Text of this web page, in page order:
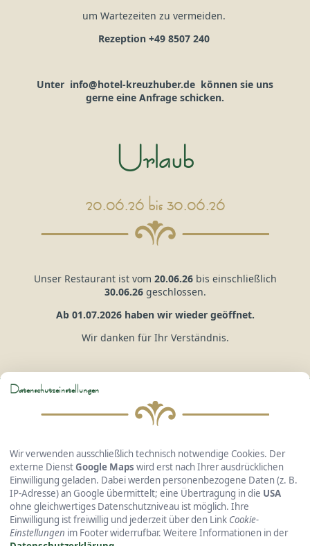
um Wartezeiten zu vermeiden.
Rezeption +49 8507 240
Unter info@hotel-kreuzhuber.de können sie uns
gerne eine Anfrage schicken.
Urlaub
20.06.26 bis 30.06.26
Unser Restaurant ist vom 20.06.26 bis einschließlich
30.06.26geschlossen.
Ab 01.07.2026 haben wir wieder geöffnet.
Wir danken für Ihr Verständnis.
Hotel Gasthof Kreuzhuber
GmbH & Co. KG
Passauer Straße 36 • 94127 Neuburg a. Inn
Telefon: +49 8507 240 • Fax: +49 8507 415
E-Mail:info@hotel-kreuzhuber.de
Datenschutzeinstellungen
Wir verwenden ausschließlich technisch notwendige Cookies. Der
externe DienstGoogle Maps wird erst nach Ihrer ausdrücklichen
Einwilligung geladen. Dabei werden personenbezogene Daten (z. B.
IP-Adresse) an Google übermittelt; eine Übertragung in die USA
ohne gleichwertiges Datenschutzniveau ist möglich. Ihre
Einwilligung ist freiwillig und jederzeit über den Link Cookie-
Einstellungen im Footer widerrufbar. Weitere Informationen in der